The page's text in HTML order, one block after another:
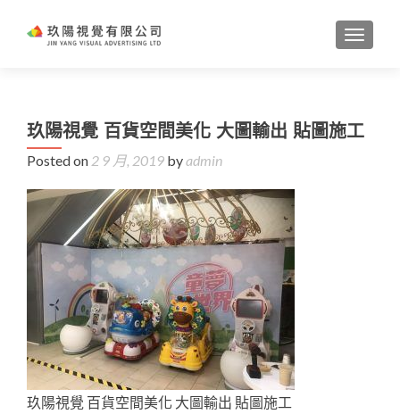
玖陽視覺 百貨空間美化 大圖輸出 貼圖施工
Posted on 2 9 月, 2019 byadmin
玖陽視覺 百貨空間美化 大圖輸出 貼圖施工